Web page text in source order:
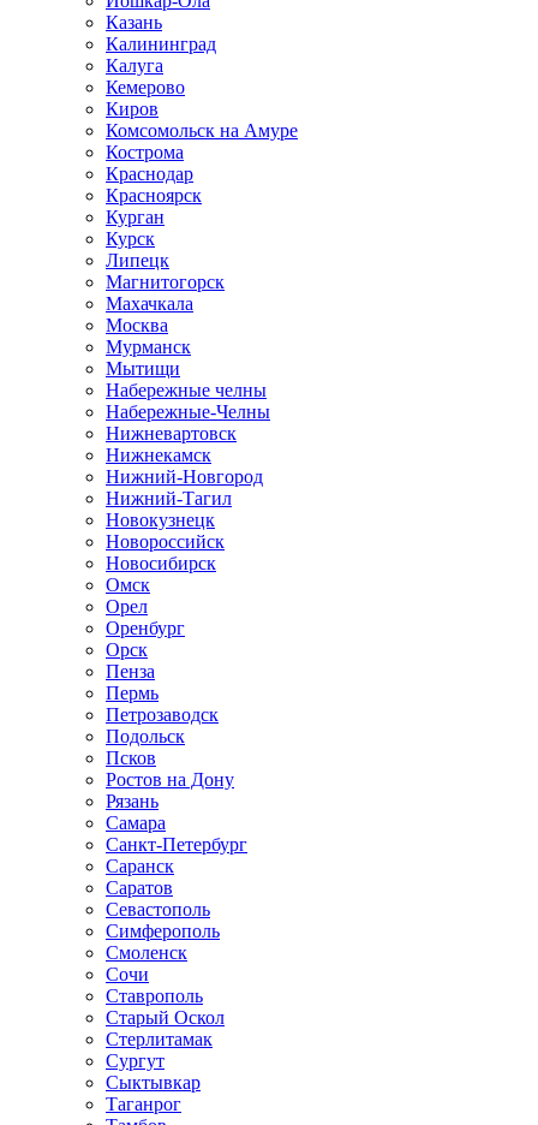
Казань
Калининград
Калуга
Кемерово
Киров
Комсомольск на Амуре
Кострома
Краснодар
Красноярск
Курган
Курск
Липецк
Магнитогорск
Махачкала
Москва
Мурманск
Мытищи
Набережные челны
Набережные-Челны
Нижневартовск
Нижнекамск
Нижний-Новгород
Нижний-Тагил
Новокузнецк
Новороссийск
Новосибирск
Омск
Орел
Оренбург
Орск
Пенза
Пермь
Петрозаводск
Подольск
Псков
Ростов на Дону
Рязань
Самара
Санкт-Петербург
Саранск
Саратов
Севастополь
Симферополь
Смоленск
Сочи
Ставрополь
Старый Оскол
Стерлитамак
Сургут
Сыктывкар
Таганрог